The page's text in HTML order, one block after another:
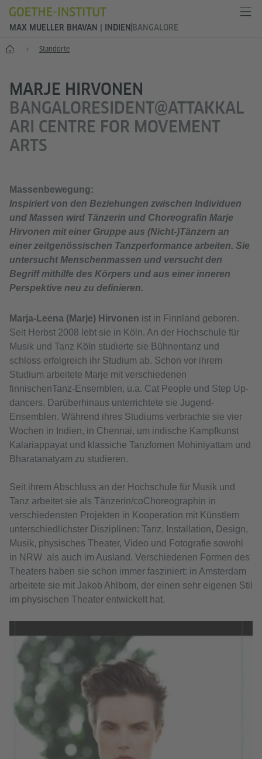
MAX MUELLER BHAVAN | INDIEN BANGALORE
Start Standorte
MARJE HIRVONEN
BANGALORESIDENT@ATTAKKAL
ARI CENTRE FOR MOVEMENT
ARTS
Massenbewegung:
Inspiriert von den Beziehungen zwischen Individuen
und Massen wird Tänzerin und Choreografin Marje
Hirvonen mit einer Gruppe aus (Nicht-)Tänzern an
einer zeitgenössischen Tanzperformance arbeiten. Sie
untersucht Menschenmassen und versucht den
Begriff mithilfe des Körpers und aus einer inneren
Perspektive neu zu definieren.
Marja-Leena (Marje) Hirvonen ist in Finnland geboren.
Seit Herbst 2008 lebt sie in Köln. An der Hochschule für
Musik und Tanz Köln studierte sie Bühnentanz und
schloss erfolgreich ihr Studium ab. Schon vor ihrem
Studium arbeitete Marje mit verschiedenen
finnischenTanz-Ensemblen, u.a. Cat People und Step Up-
dancers. Darüberhinaus unterrichtete sie Jugend-
Ensemblen. Während ihres Studiums verbrachte sie vier
Wochen in Indien, in Chennai, um indische Kampfkunst
Kalariappayat und klassiche Tanzfomen Mohiniyattam und
Bharatanatyam zu studieren.
Seit ihrem Abschluss an der Hochschule für Musik und
Tanz arbeitet sie als Tänzerin/coChoreographin in
verschiedensten Projekten in Kooperation mit Künstlern
unterschiedlichster Disziplinen: Tanz, Installation, Design,
Musik, physisches Theater, Video und Fotografie sowohl
in NRW als auch im Ausland. Verschiedenen Formen des
Theaters haben sie schon immer fasziniert: in Amsterdam
arbeitete sie mit Jakob Ahlbom, der einen sehr eigenen Stil
im physischen Theater entwickelt hat.